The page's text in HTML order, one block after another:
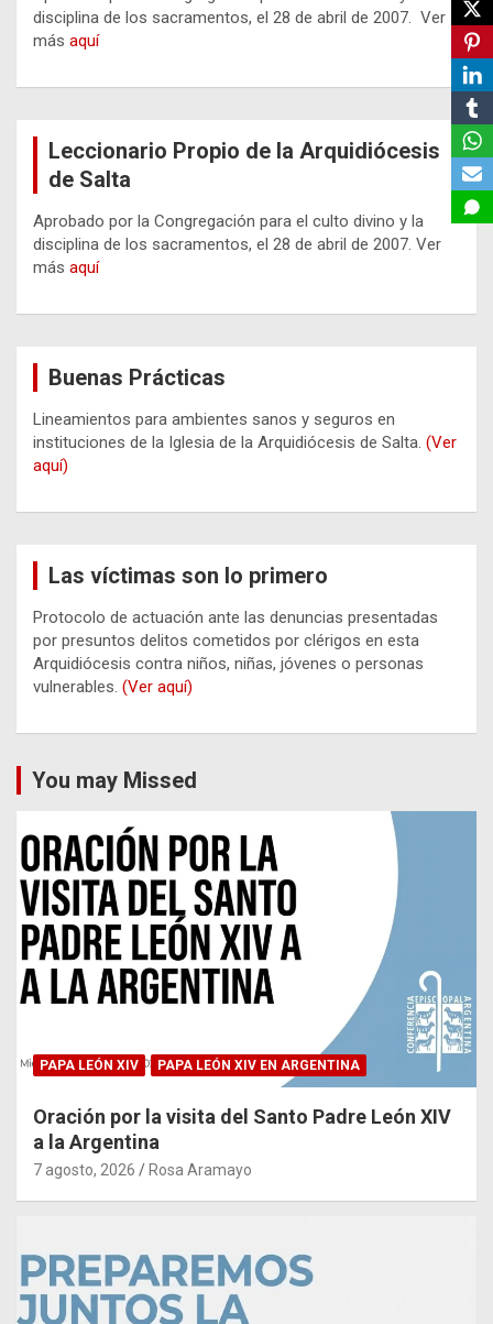
disciplina de los sacramentos, el 28 de abril de 2007. Ver
más aquí
Leccionario Propio de la Arquidiócesis
de Salta
Aprobado por la Congregación para el culto divino y la
disciplina de los sacramentos, el 28 de abril de 2007. Ver
más aquí
Buenas Prácticas
Lineamientos para ambientes sanos y seguros en
instituciones de la Iglesia de la Arquidiócesis de Salta. (Ver
aquí)
Las víctimas son lo primero
Protocolo de actuación ante las denuncias presentadas
por presuntos delitos cometidos por clérigos en esta
Arquidiócesis contra niños, niñas, jóvenes o personas
vulnerables. (Ver aquí)
You may Missed
PAPA LEÓN XIV PAPA LEÓN XIV EN ARGENTINA
Oración por la visita del Santo Padre León XIV
a la Argentina
7 agosto, 2026 Rosa Aramayo